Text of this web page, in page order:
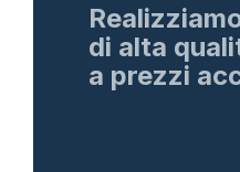
di alta
a prezzi